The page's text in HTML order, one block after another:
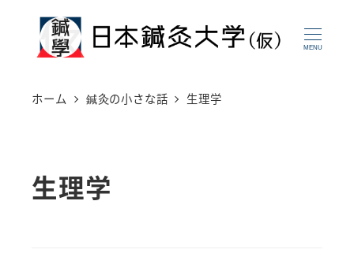
MENU
ホーム 鍼灸の小さな話 生理学
生理学